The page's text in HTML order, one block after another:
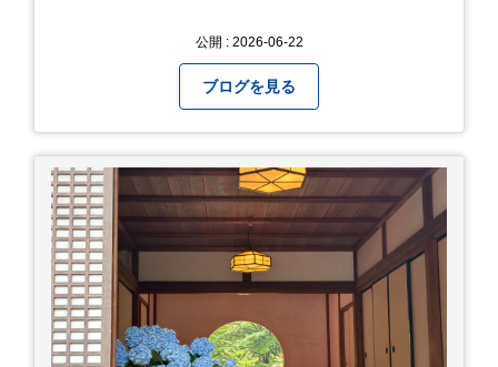
公開 : 2026-06-22
ブログを見る